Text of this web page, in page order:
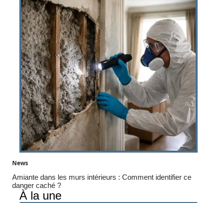
News
Amiante dans les murs intérieurs : Comment identifier ce
danger caché ?
À la une